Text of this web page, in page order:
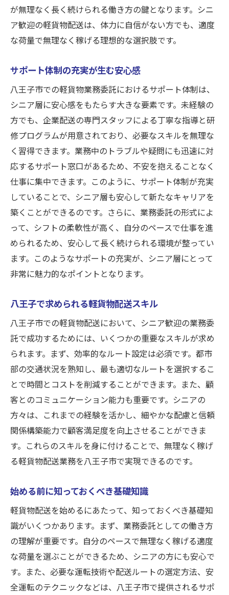
が無理なく長く続けられる働き方の鍵となります。シニ
ア歓迎の軽貨物配送は、体力に自信がない方でも、適度
な荷量で無理なく稼げる理想的な選択肢です。
サポート体制の充実が生む安心感
八王子市での軽貨物業務委託におけるサポート体制は、
シニア層に安心感をもたらす大きな要素です。未経験の
方でも、企業配送の専門スタッフによる丁寧な指導と研
修プログラムが用意されており、必要なスキルを無理な
く習得できます。業務中のトラブルや疑問にも迅速に対
応するサポート窓口があるため、不安を抱えることなく
仕事に集中できます。このように、サポート体制が充実
していることで、シニア層も安心して新たなキャリアを
築くことができるのです。さらに、業務委託の形式によ
って、シフトの柔軟性が高く、自分のペースで仕事を進
められるため、安心して長く続けられる環境が整ってい
ます。このようなサポートの充実が、シニア層にとって
非常に魅力的なポイントとなります。
八王子で求められる軽貨物配送スキル
八王子市での軽貨物配送において、シニア歓迎の業務委
託で成功するためには、いくつかの重要なスキルが求め
られます。まず、効率的なルート設定は必須です。都市
部の交通状況を熟知し、最も適切なルートを選択するこ
とで時間とコストを削減することができます。また、顧
客とのコミュニケーション能力も重要です。シニアの
方々は、これまでの経験を活かし、細やかな配慮と信頼
関係構築能力で顧客満足度を向上させることができま
す。これらのスキルを身に付けることで、無理なく稼げ
る軽貨物配送業務を八王子市で実現できるのです。
始める前に知っておくべき基礎知識
軽貨物配送を始めるにあたって、知っておくべき基礎知
識がいくつかあります。まず、業務委託としての働き方
の理解が重要です。自分のペースで無理なく稼げる適度
な荷量を選ぶことができるため、シニアの方にも安心で
す。また、必要な運転技術や配送ルートの選定方法、安
全運転のテクニックなどは、八王子市で提供されるサポ